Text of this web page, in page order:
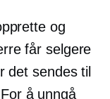
og
får selgere
det sendes til
å unngå